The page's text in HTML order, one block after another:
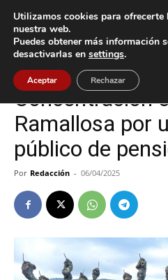
Inicio Nigrán
Nigrán
Concentración
Ramallosa por
público de
Por Redacción - 06/04/2025
Utilizamos cookies para ofrecerte
nuestra web.
Puedes obtener más información
desactivarlas en settings.
Aceptar Rechazar